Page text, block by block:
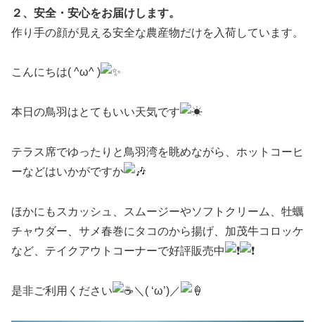
２、安全・安心をお届けします。
作り手の顔が見える安全な農産物だけを入荷しています。
こんにちは( ^ω^ )
本日の鳥羽はとてもいい天気です
テラス席でゆったりと鳥羽湾を眺めながら、ホットコーヒ
ーなどはいかがですか
ほかにもスカッシュ、スムージーやソフトクリーム、牡蠣
チャウダー、サメ春巻にタコのから揚げ、加茂牛コロッケ
など、テイクアウトコーナーで好評販売中
是非ご利用ください ＼( ‘ω’)／